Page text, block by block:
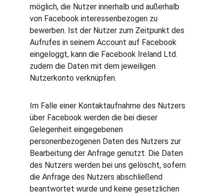
möglich, die Nutzer innerhalb und außerhalb
von Facebook interessenbezogen zu
bewerben. Ist der Nutzer zum Zeitpunkt des
Aufrufes in seinem Account auf Facebook
eingeloggt, kann die Facebook Ireland Ltd.
zudem die Daten mit dem jeweiligen
Nutzerkonto verknüpfen.
Im Falle einer Kontaktaufnahme des Nutzers
über Facebook werden die bei dieser
Gelegenheit eingegebenen
personenbezogenen Daten des Nutzers zur
Bearbeitung der Anfrage genutzt. Die Daten
des Nutzers werden bei uns gelöscht, sofern
die Anfrage des Nutzers abschließend
beantwortet wurde und keine gesetzlichen